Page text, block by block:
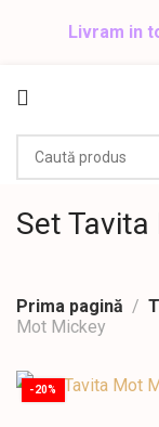
Livram in
Set
Prima pagină
Mot Mickey
-20%